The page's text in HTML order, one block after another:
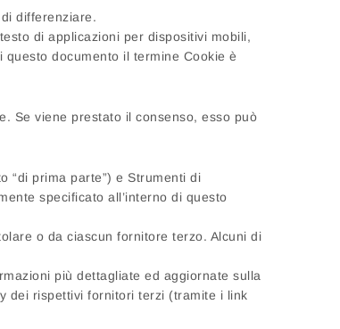
differenziare.
di applicazioni per dispositivi mobili,
documento il termine Cookie è
Se viene prestato il consenso, esso può
“di prima parte”) e Strumenti di
specificato all’interno di questo
o da ciascun fornitore terzo. Alcuni di
più dettagliate ed aggiornate sulla
dei rispettivi fornitori terzi (tramite i link